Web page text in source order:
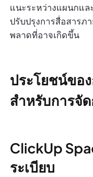
แนะระหว่างแผนกแล
ปรับปรุงการสื่อสารภ
พลาดที่อาจเกิดขึ้น
ประโยชน์ขอ
สำหรับการจั
ClickUp
ระเบียบ